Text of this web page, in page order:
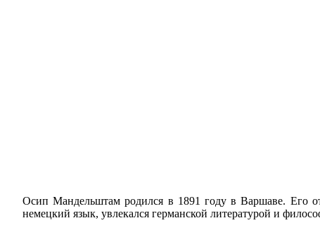
Осип Мандельштам родился в 1891 году в Варшаве. Его
немецкий язык, увлекался германской литературой и